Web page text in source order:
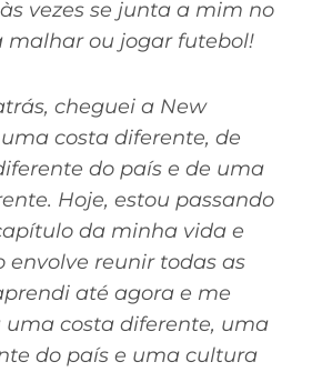
vezes se junta a mim no
malhar ou jogar futebol!
cheguei a New
costa diferente, de
do país e de uma
Hoje, estou passando
da minha vida e
envolve reunir todas as
até agora e me
costa diferente, uma
do país e uma cultura